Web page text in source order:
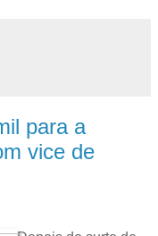
para a
vice de